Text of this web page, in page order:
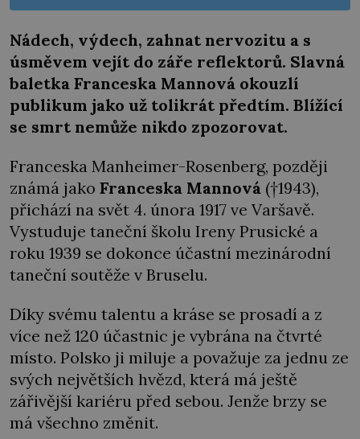
Nádech, výdech, zahnat nervozitu a s
úsměvem vejít do záře reflektorů. Slavná
baletka Franceska Mannová okouzlí
publikum jako už tolikrát předtím. Blížící
se smrt nemůže nikdo zpozorovat.
Franceska Manheimer-Rosenberg, později
známá jako Franceska Mannová (†1943),
přichází na svět 4. února 1917 ve Varšavě.
Vystuduje taneční školu Ireny Prusické a
roku 1939 se dokonce účastní mezinárodní
taneční soutěže v Bruselu.
Díky svému talentu a kráse se prosadí a z
více než 120 účastnic je vybrána na čtvrté
místo. Polsko ji miluje a považuje za jednu ze
svých největších hvězd, která má ještě
zářivější kariéru před sebou. Jenže brzy se
má všechno změnit.